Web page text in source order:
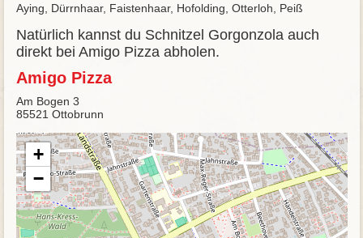
Aying, Dürrnhaar, Faistenhaar, Hofolding, Otterloh, Peiß
Natürlich kannst du Schnitzel Gorgonzola auch
direkt bei Amigo Pizza abholen.
Amigo Pizza
Am Bogen 3
85521 Ottobrunn
+
−